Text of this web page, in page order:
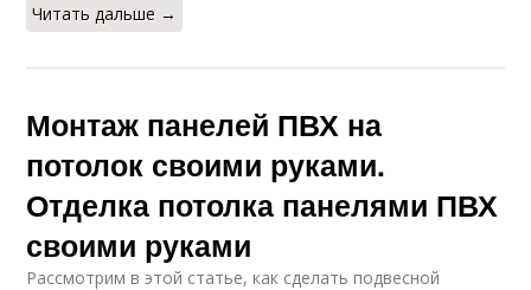
Читать дальше →
Монтаж панелей ПВХ на
потолок своими руками.
Отделка потолка панелями ПВХ
своими руками
Рассмотрим в этой статье, как сделать подвесной